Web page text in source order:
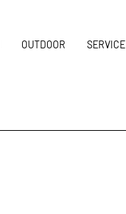
OUTDOOR SERVICE